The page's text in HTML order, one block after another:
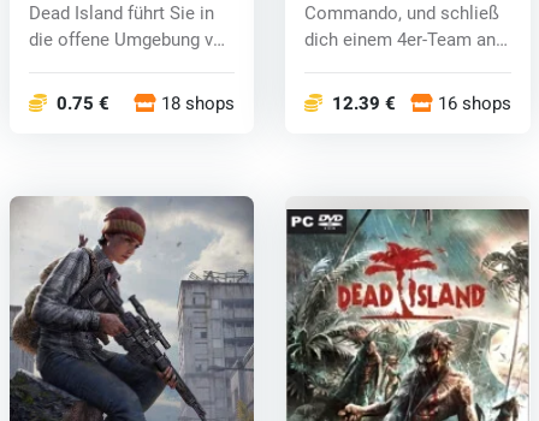
Dead Island führt Sie in
die offene Umgebung von
0.75 € 18 shops
Commando, und schließ
dich einem 4er-Team an,
12.39 € 16 shops